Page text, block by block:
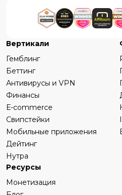
Вертикали
Гемблинг
Беттинг
Антивирусы и VPN
Финансы
Е-commerce
Свипстейки
Мобильные приложения
Дейтинг
Нутра
Ресурсы
Монетизация